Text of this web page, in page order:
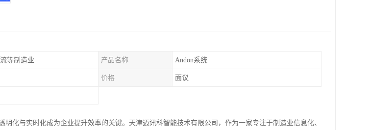
等制造业 产品名称 Andon系统
价格 面议
明化与实时化成为企业提升效率的关键。天津迈讯科智能技术有限公司，作为一家专注于制造业信息化、